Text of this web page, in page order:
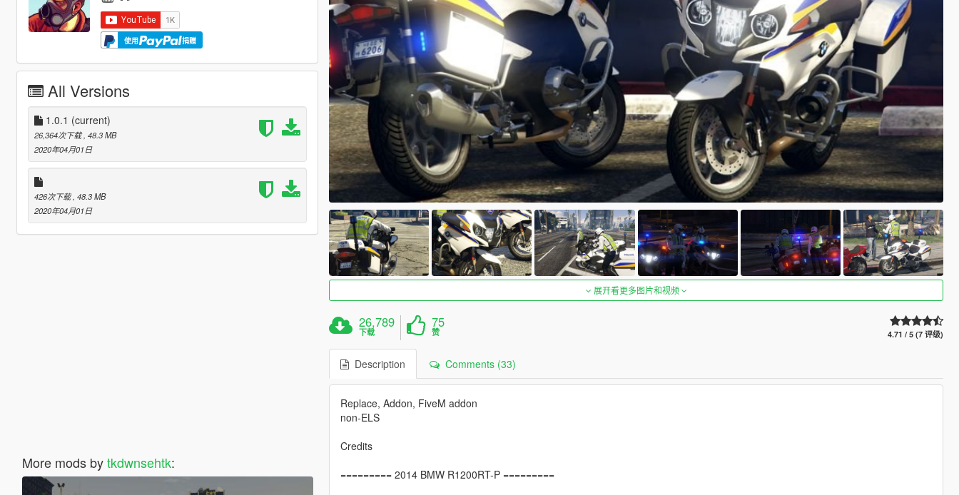
使用 捐赠
All Versions
1.0.1 (current)
26,364次下载 , 48.3 MB
2020年04月01日
426次下载 , 48.3 MB
2020年04月01日
More mods bytkdwnsehtk:
展开看更多图片和视频
26,789
下载
75
赞 4.71 / 5 (7 评级)
Description Comments (33)
Replace, Addon, FiveM addon
non-ELS
Credits
========= 2014 BMW R1200RT-P =========